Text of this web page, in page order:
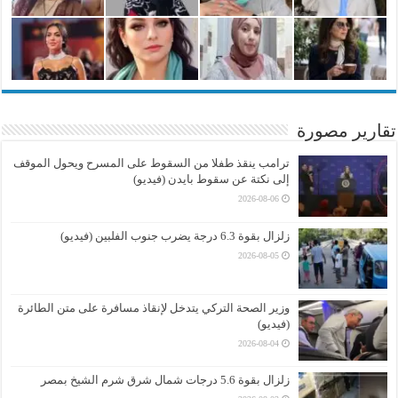
تقارير مصورة
ترامب ينقذ طفلا من السقوط على المسرح ويحول الموقف
إلى نكتة عن سقوط بايدن (فيديو)
2026-08-06
زلزال بقوة 6.3 درجة يضرب جنوب الفلبين (فيديو)
2026-08-05
وزير الصحة التركي يتدخل لإنقاذ مسافرة على متن الطائرة
(فيديو)
2026-08-04
زلزال بقوة 5.6 درجات شمال شرق شرم الشيخ بمصر